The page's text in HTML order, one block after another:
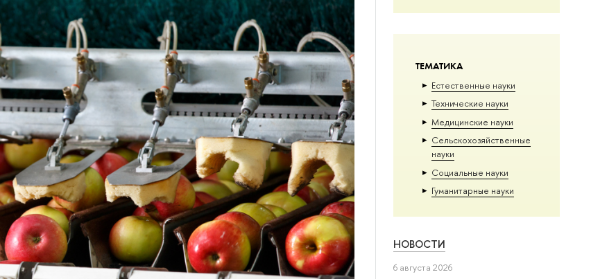
ТЕМАТИКА
Естественные науки
Тех­ничес­кие науки
Медицинские науки
Сельскохозяйственные
науки
Социальные науки
Гуманитарные науки
НОВОСТИ
6 августа 2026